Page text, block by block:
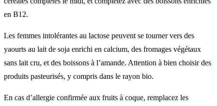
en B12.
Les femmes intolérantes au lactose peuvent se tourner vers des
yaourts au lait de soja enrichi en calcium, des fromages végétaux
sans lait cru, et des boissons à l’amande. Attention à bien choisir des
produits pasteurisés, y compris dans le rayon bio.
En cas d’allergie confirmée aux fruits à coque, remplacez les